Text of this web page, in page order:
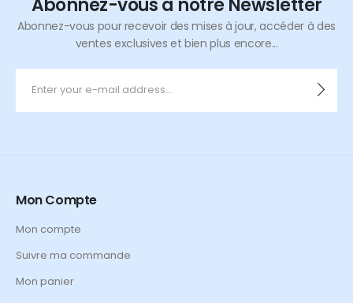
Abonnez-vous pour recevoir des mises à jour, accéder à des
ventes exclusives et bien plus encore...
Mon Compte
Mon compte
Suivre ma commande
Mon panier